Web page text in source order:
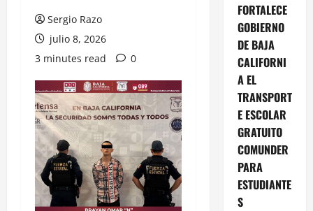
Sergio Razo
julio 8, 2026
3 minutes read
0
FORTALECE
GOBIERNO
DE BAJA
CALIFORNI
A EL
TRANSPORT
E ESCOLAR
GRATUITO
COMUNDER
PARA
ESTUDIANTE
S